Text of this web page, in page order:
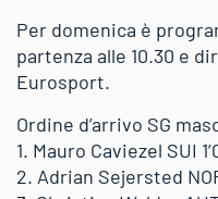
Per domenica è
partenza alle 10.30 e
Eurosport.
Ordine d’arrivo SG
1. Mauro Caviezel SUI
2. Adrian Sejersted